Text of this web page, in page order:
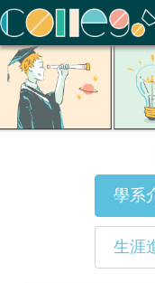
ColleGo! 大學選才與高
學系
生涯